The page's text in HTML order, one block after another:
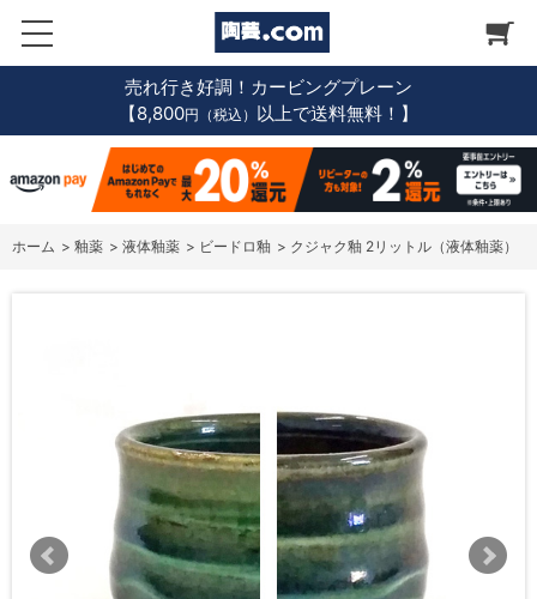
売れ行き好調！カービングプレーン
【8,800円（税込） 以上で送料無料！】
ホーム > 釉薬 > 液体釉薬 > ビードロ釉 > クジャク釉 2リットル（液体釉薬）